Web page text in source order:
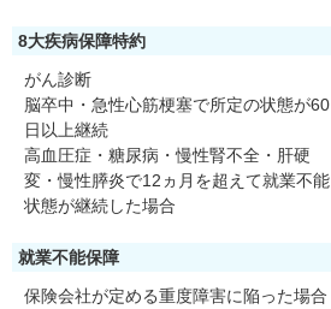
8大疾病保障特約
がん診断
脳卒中・急性心筋梗塞で所定の状態が60
日以上継続
高血圧症・糖尿病・慢性腎不全・肝硬
変・慢性膵炎で12ヵ月を超えて就業不能
状態が継続した場合
就業不能保障
保険会社が定める重度障害に陥った場合